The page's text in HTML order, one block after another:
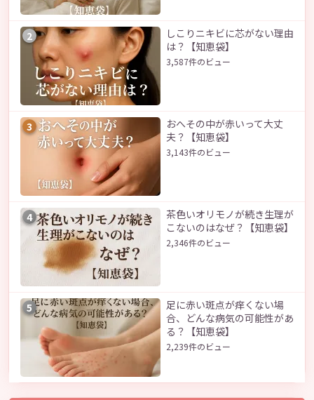
2
しこりニキビに芯がない理由
は？【知恵袋】
3,587件のビュー
3
おへその中が赤いって大丈
夫？【知恵袋】
3,143件のビュー
4
茶色いオリモノが続き生理が
こないのはなぜ？【知恵袋】
2,346件のビュー
5
足に赤い斑点が痒くない場
合、どんな病気の可能性があ
る？【知恵袋】
2,239件のビュー